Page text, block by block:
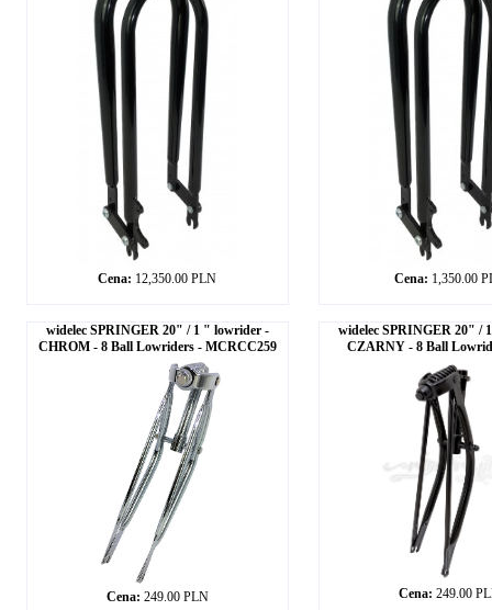
Cena: 12,350.00 PLN Cena: 1,350.00
widelec SPRINGER 20" / 1 " lowrider -
CHROM - 8 Ball Lowriders - MCRCC259
Cena: 249.00 PLN
widelec SPRINGER 20" /
CZARNY - 8 Ball
Cena: 249.00